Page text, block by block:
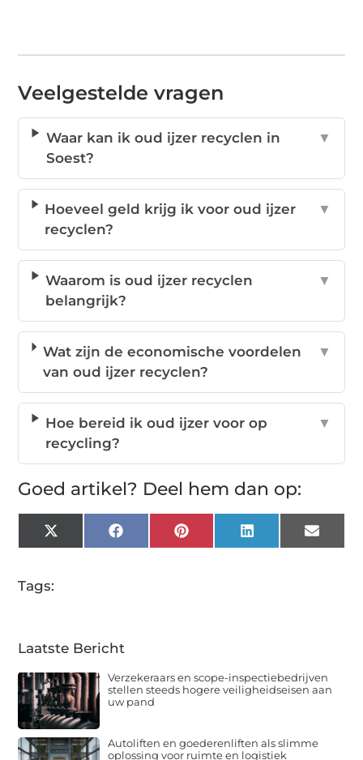
Veelgestelde vragen
Waar kan ik oud ijzer recyclen in
Soest?
▼
Hoeveel geld krijg ik voor oud ijzer
recyclen?
▼
Waarom is oud ijzer recyclen
belangrijk?
▼
Wat zijn de economische voordelen
van oud ijzer recyclen?
▼
Hoe bereid ik oud ijzer voor op
recycling?
▼
Goed artikel? Deel hem dan op:
X
(Twitter)
FacebookPinterestLinkedInEmail
Tags:
Laatste Bericht
Verzekeraars en scope-inspectiebedrijven
stellen steeds hogere veiligheidseisen aan
uw pand
Autoliften en goederenliften als slimme
oplossing voor ruimte en logistiek